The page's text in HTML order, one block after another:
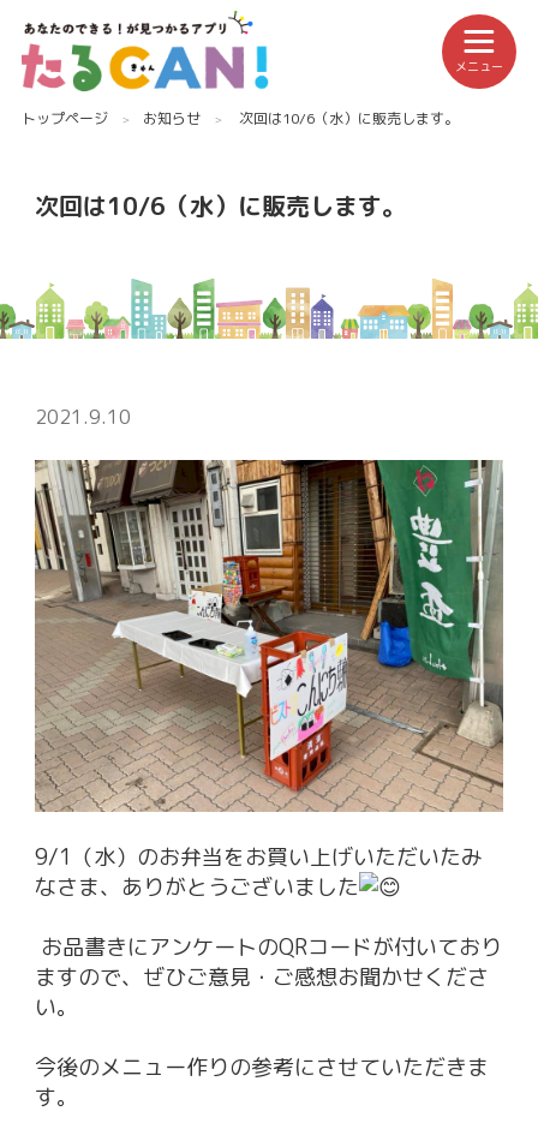
トップページ お知らせ 次回は10/6（水）に販売します。
次回は10/6（水）に販売します。
2021.9.10
9/1（水）のお弁当をお買い上げいただいたみ
なさま、ありがとうございました
お品書きにアンケートのQRコードが付いており
ますので、ぜひご意見・ご感想お聞かせくださ
い。
今後のメニュー作りの参考にさせていただきま
す。
メニュー